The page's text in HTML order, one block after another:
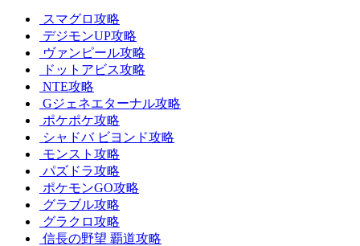
スマグロ攻略
デジモンUP攻略
ヴァンピール攻略
ドットアビス攻略
NTE攻略
Gジェネエターナル攻略
ポケポケ攻略
シャドバ ビヨンド攻略
モンスト攻略
パズドラ攻略
ポケモンGO攻略
グラブル攻略
グラクロ攻略
信長の野望 覇道攻略